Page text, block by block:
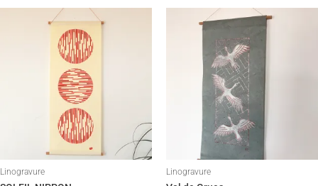
Linogravure Linogravure